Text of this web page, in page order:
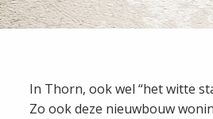
In Thorn, ook wel “het witte
Zo ook deze nieuwbouw